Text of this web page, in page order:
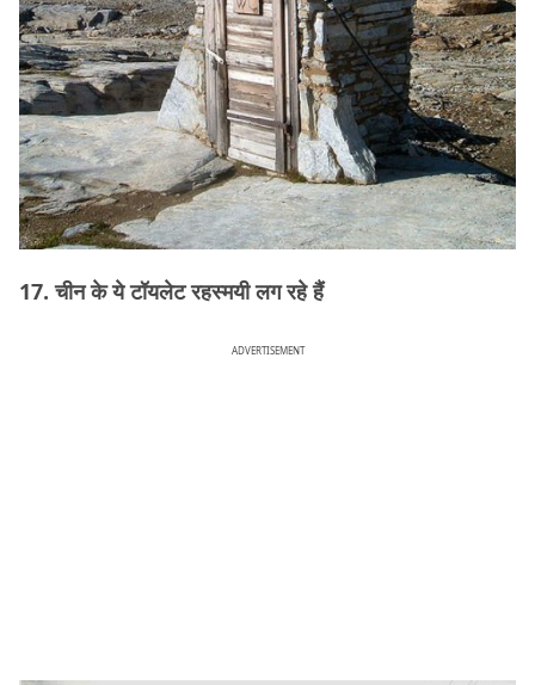
17. चीन के ये टॉयलेट रहस्मयी लग रहे हैं
ADVERTISEMENT